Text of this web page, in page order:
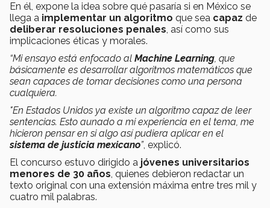
En él, expone la idea sobre qué pasaría si en México se
llega a implementar un algoritmo que sea capaz de
deliberar resoluciones penales, así como sus
implicaciones éticas y morales.
“Mi ensayo está enfocado al Machine Learning, que
básicamente es desarrollar algoritmos matemáticos que
sean capaces de tomar decisiones como una persona
cualquiera.
"En Estados Unidos ya existe un algoritmo capaz de leer
sentencias. Esto aunado a mi experiencia en el tema, me
hicieron pensar en si algo así pudiera aplicar en el
sistema de justicia mexicano”, explicó.
El concurso estuvo dirigido a jóvenes universitarios
menores de 30 años, quienes debieron redactar un
texto original con una extensión máxima entre tres mil y
cuatro mil palabras.